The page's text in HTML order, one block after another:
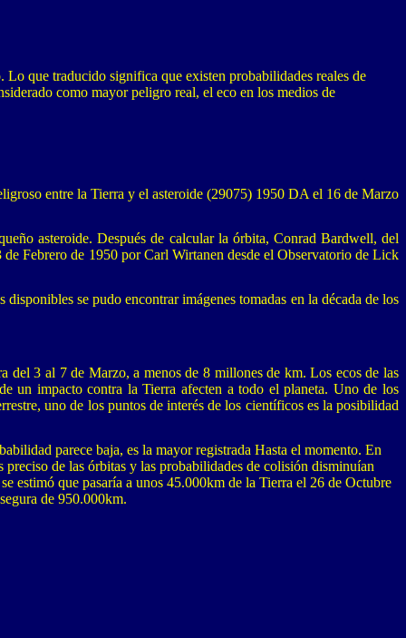
que traducido significa que existen probabilidades reales de
como mayor peligro real, el eco en los medios de
entre la Tierra y el asteroide (29075) 1950 DA el 16 de Marzo
asteroide. Después de calcular la órbita, Conrad Bardwell, del
Febrero de 1950 por Carl Wirtanen desde el Observatorio de Lick
se pudo encontrar imágenes tomadas en la década de los
del 3 al 7 de Marzo, a menos de 8 millones de km. Los ecos de las
un impacto contra la Tierra afecten a todo el planeta. Uno de los
uno de los puntos de interés de los científicos es la posibilidad
parece baja, es la mayor registrada Hasta el momento. En
preciso de las órbitas y las probabilidades de colisión disminuían
estimó que pasaría a unos 45.000km de la Tierra el 26 de Octubre
de 950.000km.